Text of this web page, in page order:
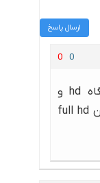
ارسال پاسخ
0 0
سلام. کیفیت تصویر این دستگاه hd و
نسبت تصویر 16:10 و از رزولوشن full hd